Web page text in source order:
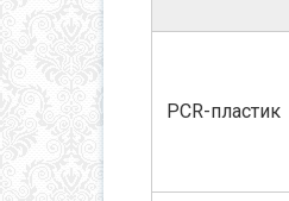
PCR-пластик